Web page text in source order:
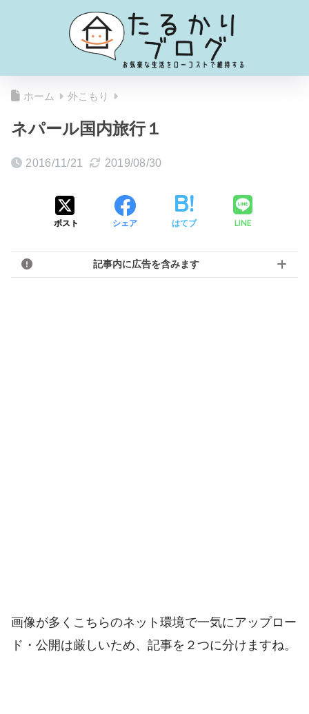
ホーム 外こもり
ネパール国内旅行１
2016/11/21 2019/08/30
ポスト シェア はてブ LINE
記事内に広告を含みます
画像が多くこちらのネット環境で一気にアップロー
ド・公開は厳しいため、記事を２つに分けますね。